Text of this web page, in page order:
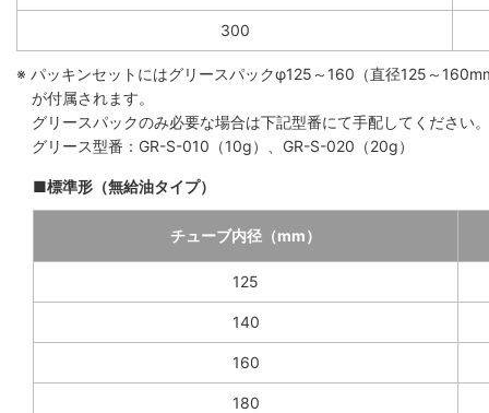
300
※ パッキンセットにはグリースパックφ125～160（直径125～
が付属されます。
グリースパックのみ必要な場合は下記型番にて手配してください。
グリース型番：GR-S-010（10g）、GR-S-020（20g）
■標準形（無給油タイプ）
チューブ内径（mm）
125
140
160
180